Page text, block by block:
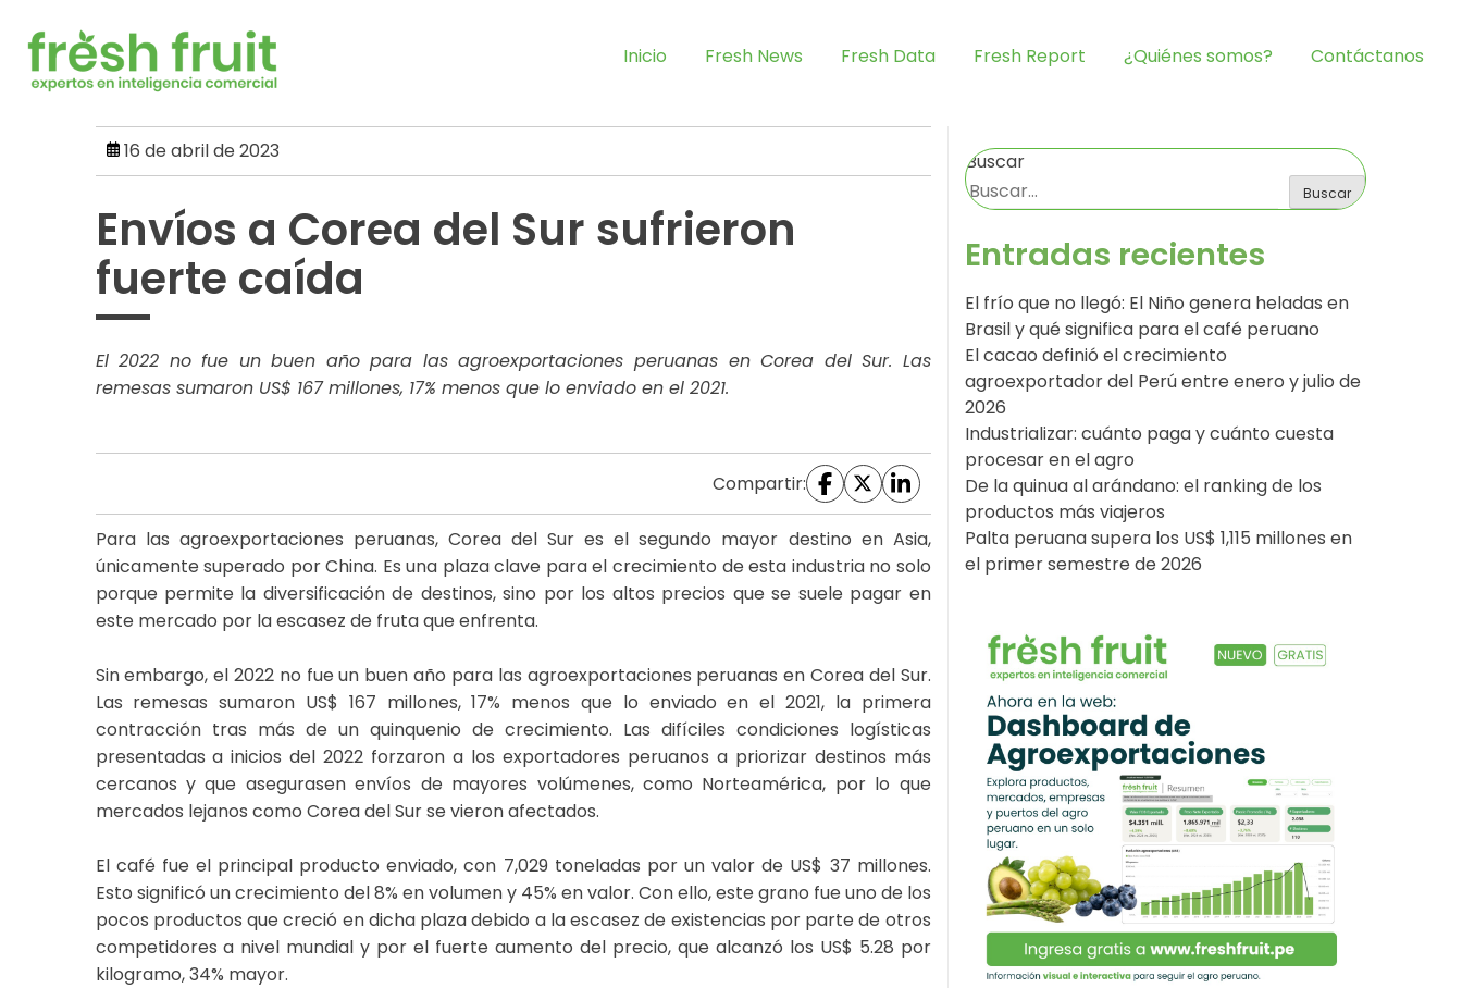
content
Inicio Fresh News Fresh Data Fresh Report ¿Quiénes somos? Contáctanos
16 de abril de 2023
Envíos a Corea del Sur sufrieron
fuerte caída
El 2022 no fue un buen año para las agroexportaciones peruanas en Corea del Sur. Las
remesas sumaron US$ 167 millones, 17% menos que lo enviado en el 2021.
Compartir:
Para las agroexportaciones peruanas, Corea del Sur es el segundo mayor destino en Asia,
únicamente superado por China. Es una plaza clave para el crecimiento de esta industria no solo
porque permite la diversificación de destinos, sino por los altos precios que se suele pagar en
este mercado por la escasez de fruta que enfrenta.
Sin embargo, el 2022 no fue un buen año para las agroexportaciones peruanas en Corea del Sur.
Las remesas sumaron US$ 167 millones, 17% menos que lo enviado en el 2021, la primera
contracción tras más de un quinquenio de crecimiento. Las difíciles condiciones logísticas
presentadas a inicios del 2022 forzaron a los exportadores peruanos a priorizar destinos más
cercanos y que asegurasen envíos de mayores volúmenes, como Norteamérica, por lo que
mercados lejanos como Corea del Sur se vieron afectados.
El café fue el principal producto enviado, con 7,029 toneladas por un valor de US$ 37 millones.
Esto significó un crecimiento del 8% en volumen y 45% en valor. Con ello, este grano fue uno de los
pocos productos que creció en dicha plaza debido a la escasez de existencias por parte de otros
competidores a nivel mundial y por el fuerte aumento del precio, que alcanzó los US$ 5.28 por
kilogramo, 34% mayor.
Buscar
Buscar
Entradas recientes
El frío que no llegó: El Niño genera heladas en
Brasil y qué significa para el café peruano
El cacao definió el crecimiento
agroexportador del Perú entre enero y julio de
2026
Industrializar: cuánto paga y cuánto cuesta
procesar en el agro
De la quinua al arándano: el ranking de los
productos más viajeros
Palta peruana supera los US$ 1,115 millones en
el primer semestre de 2026